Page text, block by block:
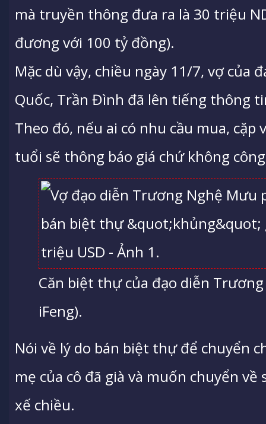
mà truyền thông đưa ra là 30 triệu
đương với 100 tỷ đồng).
Mặc dù vậy, chiều ngày 11/7, vợ của
Quốc, Trần Đình đã lên tiếng thông
Theo đó, nếu ai có nhu cầu mua, cặp
tuổi sẽ thông báo giá chứ không
Căn biệt thự của đạo diễn
iFeng).
Nói về lý do bán biệt thự để chuyển
mẹ của cô đã già và muốn chuyển
xế chiều.